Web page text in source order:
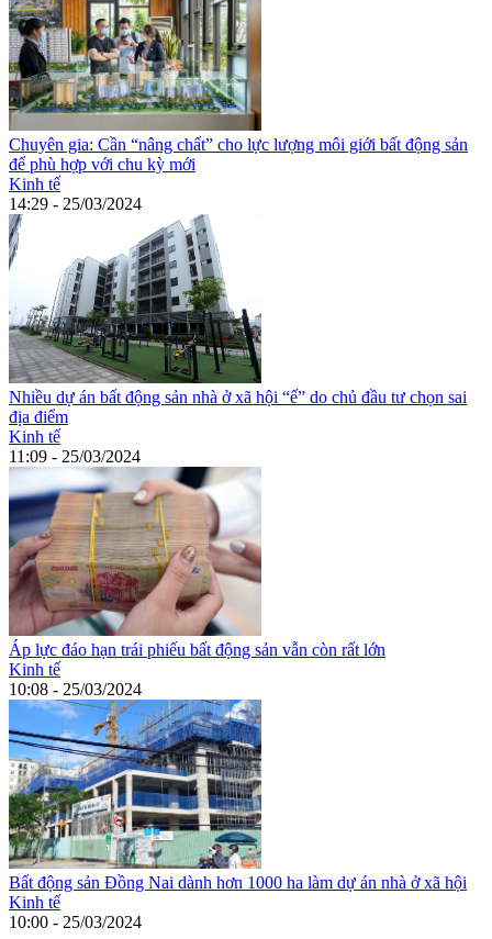
Chuyên gia: Cần “nâng chất” cho lực lượng môi giới bất động sản
để phù hợp với chu kỳ mới
Kinh tế
14:29 - 25/03/2024
Nhiều dự án bất động sản nhà ở xã hội “ế” do chủ đầu tư chọn sai
địa điểm
Kinh tế
11:09 - 25/03/2024
Áp lực đáo hạn trái phiếu bất động sản vẫn còn rất lớn
Kinh tế
10:08 - 25/03/2024
Bất động sản Đồng Nai dành hơn 1000 ha làm dự án nhà ở xã hội
Kinh tế
10:00 - 25/03/2024